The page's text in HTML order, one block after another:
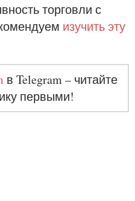
торговли с
изучить эту
в Telegram – читайте
первыми!